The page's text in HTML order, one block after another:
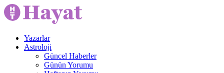
Yazarlar
Astroloji
Güncel Haberler
Günün Yorumu